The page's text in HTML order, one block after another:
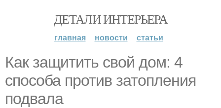
ДЕТАЛИ ИНТЕРЬЕРА
главная новости статьи
Как защитить свой дом: 4
способа против затопления
подвала